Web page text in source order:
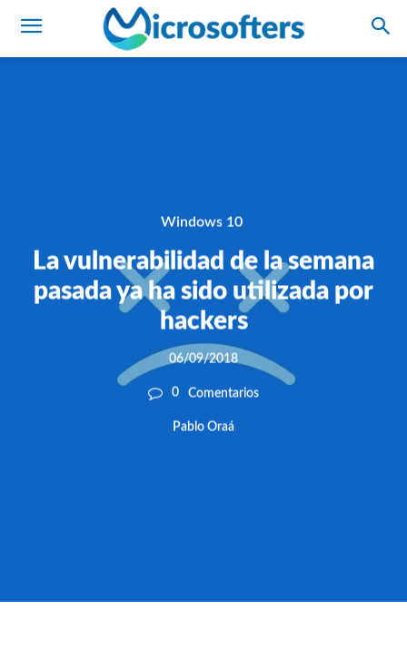
Windows 10
La vulnerabilidad de la semana
pasada ya ha sido utilizada por
hackers
06/09/2018
0 Comentarios
Pablo Oraá